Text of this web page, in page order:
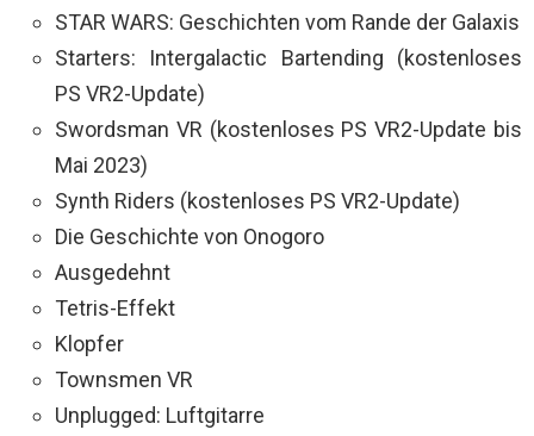
STAR WARS: Geschichten vom Rande der Galaxis
Starters: Intergalactic Bartending (kostenloses
PS VR2-Update)
Swordsman VR (kostenloses PS VR2-Update bis
Mai 2023)
Synth Riders (kostenloses PS VR2-Update)
Die Geschichte von Onogoro
Ausgedehnt
Tetris-Effekt
Klopfer
Townsmen VR
Unplugged: Luftgitarre